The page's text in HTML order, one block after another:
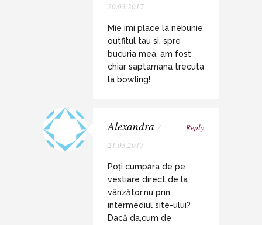
20.03.2017
Mie imi place la nebunie
outfitul tau si, spre
bucuria mea, am fost
chiar saptamana trecuta
la bowling!
Alexandra /
21.03.2017
Reply
Poți cumpăra de pe
vestiare direct de la
vânzător,nu prin
intermediul site-ului?
Dacă da,cum de